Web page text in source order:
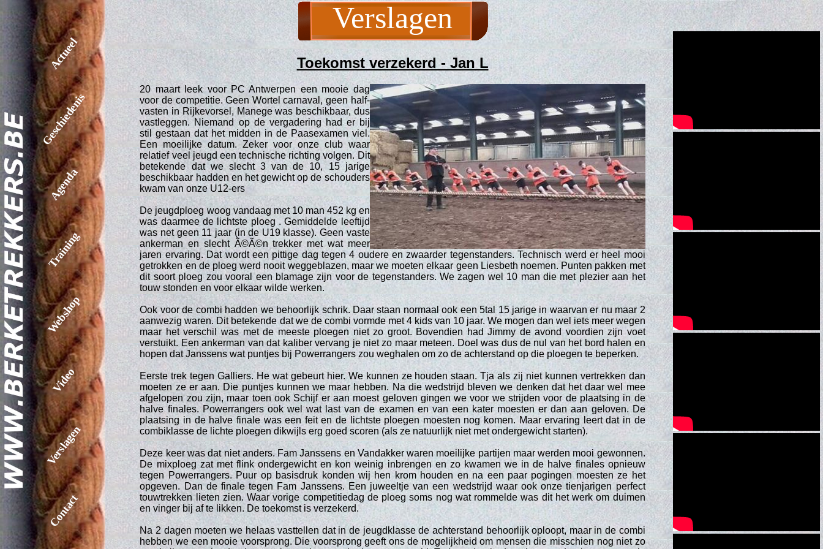
Actueel
Geschiedenis
Agenda
Training
Webshop
Video
Verslagen
Contact
Verslagen
Toekomst verzekerd - Jan L
20 maart leek voor PC Antwerpen een mooie dag
voor de competitie. Geen Wortel carnaval, geen half-
vasten in Rijkevorsel, Manege was beschikbaar, dus
vastleggen. Niemand op de vergadering had er bij
stil gestaan dat het midden in de Paasexamen viel.
Een moeilijke datum. Zeker voor onze club waar
relatief veel jeugd een technische richting volgen. Dit
betekende dat we slecht 3 van de 10, 15 jarige
beschikbaar hadden en het gewicht op de schouders
kwam van onze U12-ers
De jeugdploeg woog vandaag met 10 man 452 kg en
was daarmee de lichtste ploeg . Gemiddelde leeftijd
was net geen 11 jaar (in de U19 klasse). Geen vaste
ankerman en slecht Ã©Ã©n trekker met wat meer
jaren ervaring. Dat wordt een pittige dag tegen 4 oudere en zwaarder tegenstanders. Technisch werd er heel mooi
getrokken en de ploeg werd nooit weggeblazen, maar we moeten elkaar geen Liesbeth noemen. Punten pakken met
dit soort ploeg zou vooral een blamage zijn voor de tegenstanders. We zagen wel 10 man die met plezier aan het
touw stonden en voor elkaar wilde werken.
Ook voor de combi hadden we behoorlijk schrik. Daar staan normaal ook een 5tal 15 jarige in waarvan er nu maar 2
aanwezig waren. Dit betekende dat we de combi vormde met 4 kids van 10 jaar. We mogen dan wel iets meer wegen
maar het verschil was met de meeste ploegen niet zo groot. Bovendien had Jimmy de avond voordien zijn voet
verstuikt. Een ankerman van dat kaliber vervang je niet zo maar meteen. Doel was dus de nul van het bord halen en
hopen dat Janssens wat puntjes bij Powerrangers zou weghalen om zo de achterstand op die ploegen te beperken.
Eerste trek tegen Galliers. He wat gebeurt hier. We kunnen ze houden staan. Tja als zij niet kunnen vertrekken dan
moeten ze er aan. Die puntjes kunnen we maar hebben. Na die wedstrijd bleven we denken dat het daar wel mee
afgelopen zou zijn, maar toen ook Schijf er aan moest geloven gingen we voor we strijden voor de plaatsing in de
halve finales. Powerrangers ook wel wat last van de examen en van een kater moesten er dan aan geloven. De
plaatsing in de halve finale was een feit en de lichtste ploegen moesten nog komen. Maar ervaring leert dat in de
combiklasse de lichte ploegen dikwijls erg goed scoren (als ze natuurlijk niet met ondergewicht starten).
Deze keer was dat niet anders. Fam Janssens en Vandakker waren moeilijke partijen maar werden mooi gewonnen.
De mixploeg zat met flink ondergewicht en kon weinig inbrengen en zo kwamen we in de halve finales opnieuw
tegen Powerrangers. Puur op basisdruk konden wij hen krom houden en na een paar pogingen moesten ze het
opgeven. Dan de finale tegen Fam Janssens. Een juweeltje van een wedstrijd waar ook onze tienjarigen perfect
touwtrekken lieten zien. Waar vorige competitiedag de ploeg soms nog wat rommelde was dit het werk om duimen
en vinger bij af te likken. De toekomst is verzekerd.
Na 2 dagen moeten we helaas vasttellen dat in de jeugdklasse de achterstand behoorlijk oploopt, maar in de combi
hebben we een mooie voorsprong. Die voorsprong geeft ons de mogelijkheid om mensen die misschien nog niet zo